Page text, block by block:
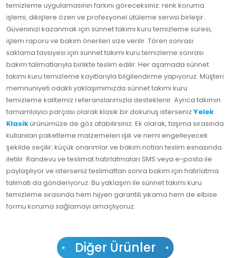
temizleme uygulamasının farkını göreceksiniz: renk koruma
işlemi, dikişlere özen ve profesyonel ütüleme servisi birleşir.
Güveninizi kazanmak için sünnet takımı kuru temizleme süresi,
işlem raporu ve bakım önerileri size verilir. Tören sonrası
saklama tavsiyesi için sünnet takımı kuru temizleme sonrası
bakım talimatlarıyla birlikte teslim edilir. Her aşamada sünnet
takımı kuru temizleme kayıtlarıyla bilgilendirme yapıyoruz. Müşteri
memnuniyeti odaklı yaklaşımımızda sünnet takımı kuru
temizleme kalitemiz referanslarımızla desteklenir. Ayrıca takımın
tamamlayıcı parçası olarak klasik bir dokunuş isterseniz Yelek
Klasikürünümüze de göz atabilirsiniz. Ek olarak, taşıma sırasında
kullanılan paketleme malzemeleri ışık ve nemi engelleyecek
şekilde seçilir; küçük onarımlar ve bakım notları teslim esnasında
iletilir. Randevu ve teslimat hatırlatmaları SMS veya e-posta ile
paylaşılıyor ve isterseniz teslimattan sonra bakım için hatırlatma
talimatı da gönderiyoruz. Bu yaklaşım ile sünnet takımı kuru
temizleme sırasında hem hijyen garantili yıkama hem de elbise
formu koruma sağlamayı amaçlıyoruz.
Diğer Ürünler